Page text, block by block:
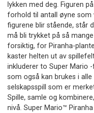
lykken med deg. Figuren
forhold til antall øyne som
figurene blir stående, står
må bli trykket på så
forsiktig, for Piranha-
kaster helten ut av
inkluderer to Super Mario
som også kan brukes i alle
selskapsspill som er
Spille, samle og
nivå. Super Mario™